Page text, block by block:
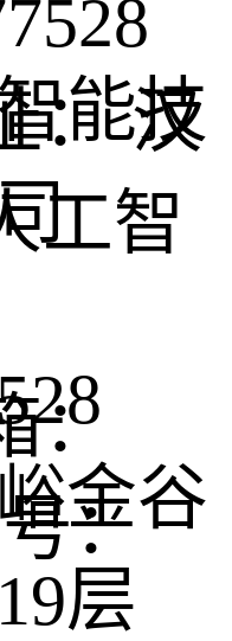
汉
工智
：
：
能技
金谷
层